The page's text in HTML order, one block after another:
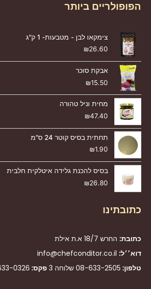
הפופולריים ביותר
צימקאו לבן - מטבעות- 1 ק"ג
₪26.60
אבקת סוכר
₪15.50
מחית וניל טהורה
₪47.40
תחתית בסיס קוטר 24 ס"מ
₪1.90
בסיס להכנת גלידה איטלקית חלבית
₪26.80
כתובתינו
כתובת: החרש 18/7 א.ת אילת
דוא׳׳ל: info@chefconditor.co.il
טלפון: 08-633-2505 שלוחה 3 פקס: 0326